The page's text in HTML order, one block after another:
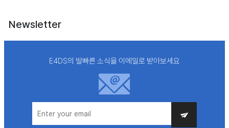
Newsletter
E4DS의 발빠른 소식을 이메일로 받아보세요